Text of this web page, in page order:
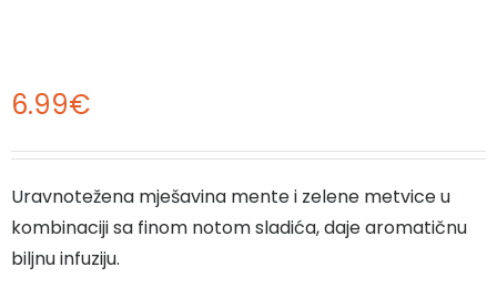
6.99€
Uravnotežena mješavina mente i zelene metvice u
kombinaciji sa finom notom sladića, daje aromatičnu
biljnu infuziju.